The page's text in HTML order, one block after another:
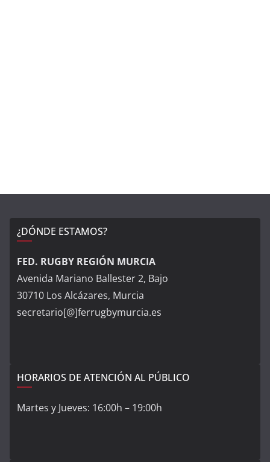
¿DÓNDE ESTAMOS?
FED. RUGBY REGIÓN MURCIA
Avenida Mariano Ballester 2, Bajo
30710 Los Alcázares, Murcia
secretario[@]ferrugbymurcia.es
HORARIOS DE ATENCIÓN AL PÚBLICO
Martes y Jueves: 16:00h – 19:00h